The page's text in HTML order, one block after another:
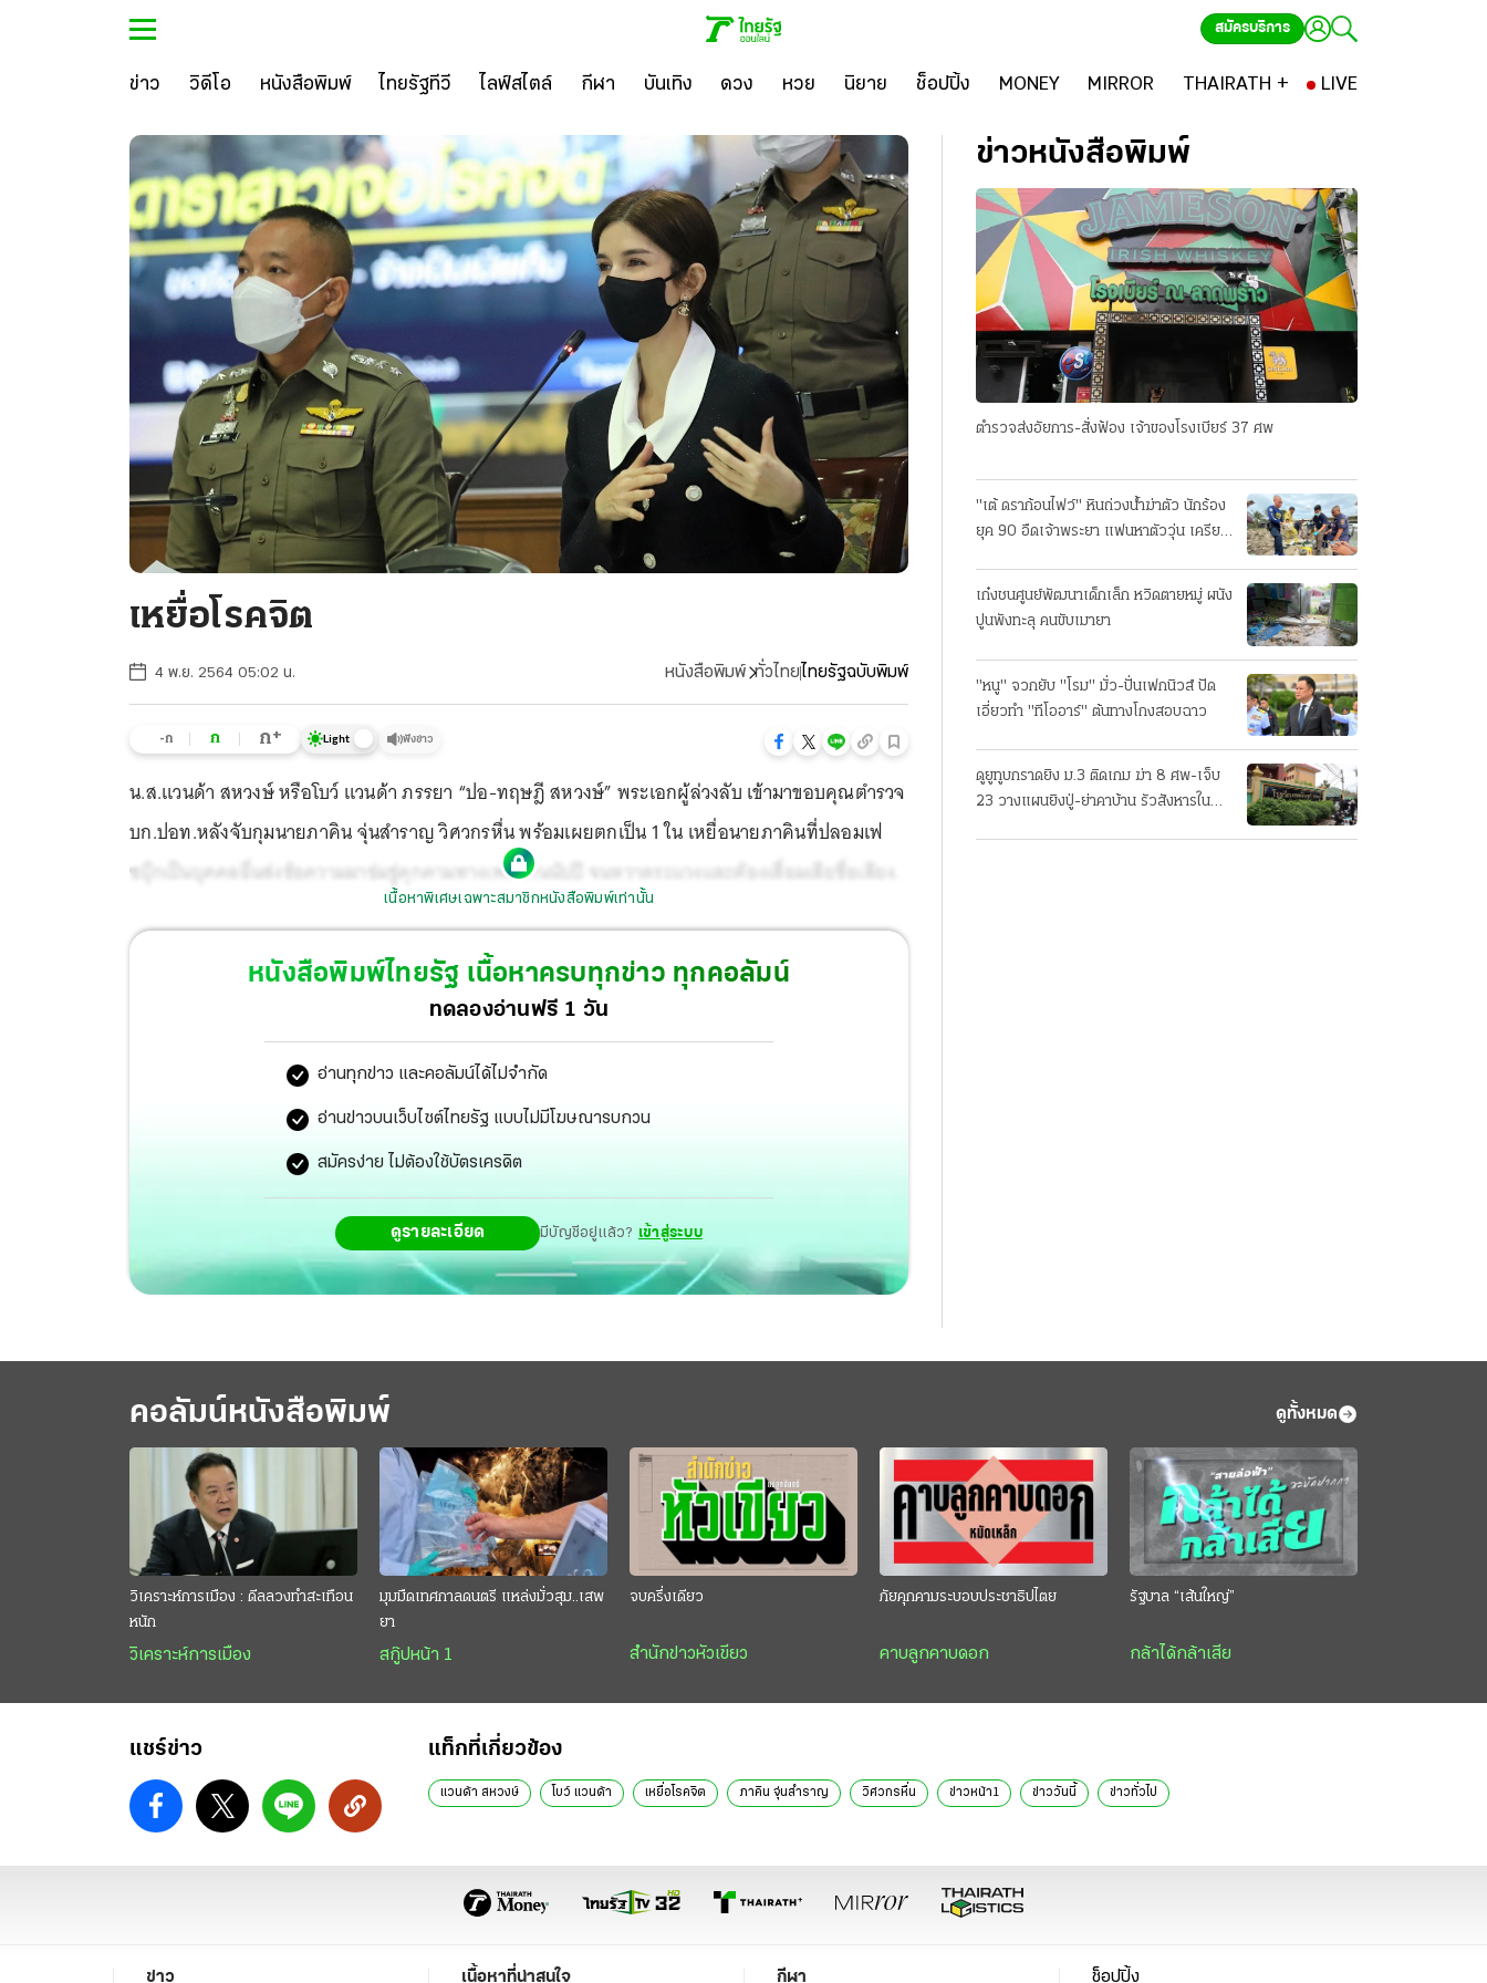
สมัครบริการ
ข่าว วิดีโอ หนังสือพิมพ์ ไทยรัฐทีวี ไลฟ์สไตล์ กีฬา บันเทิง ดวง หวย นิยาย ช็อปปิ้ง MONEY MIRROR THAIRATH + LIVE
เหยื่อโรคจิต
4 พ.ย. 2564 05:02 น. หนังสือพิมพ์ ทั่วไทยไทยรัฐฉบับพิมพ์
-ก ก ก+ Light ฟังข่าว
น.ส.แวนด้า สหวงษ์ หรือโบว์ แวนด้า ภรรยา “ปอ-ทฤษฎี สหวงษ์” พระเอกผู้ล่วงลับ เข้ามาขอบคุณตำรวจ
บก.ปอท.หลังจับกุมนายภาคิน จุ่นสำราญ วิศวกรหื่น พร้อมเผยตกเป็น 1 ใน เหยื่อนายภาคินที่ปลอมเฟ
ซบุ๊กเป็นบุคคลอื่นส่งข้อความมาข่มขู่คุกคามทางเพศนานนับปี จนหวาดระแวงและต้องเสื่อมเสียชื่อเสียง.
เนื้อหาพิเศษเฉพาะสมาชิกหนังสือพิมพ์เท่านั้น
หนังสือพิมพ์ไทยรัฐ เนื้อหาครบทุกข่าว ทุกคอลัมน์
ทดลองอ่านฟรี 1 วัน
อ่านทุกข่าว และคอลัมน์ได้ไม่จำกัด
อ่านข่าวบนเว็บไซต์ไทยรัฐ แบบไม่มีโฆษณารบกวน
สมัครง่าย ไม่ต้องใช้บัตรเครดิต
ดูรายละเอียด มีบัญชีอยู่แล้ว? เข้าสู่ระบบ
ข่าวหนังสือพิมพ์
ตำรวจส่งอัยการ-สั่งฟ้อง เจ้าของโรงเบียร์ 37 ศพ
"เต้ ดราก้อนไฟว์" หินถ่วงน้ำฆ่าตัว นักร้อง
ยุค 90 อืดเจ้าพระยา แฟนหาตัววุ่น เครียด
เก๋งชนศูนย์พัฒนาเด็กเล็ก หวิดตายหมู่ ผนัง
ปูนพังทะลุ คนขับเมายา
"หนู" จวกยับ "โรม" มั่ว-ปั่นเฟกนิวส์ ปัด
เอี่ยวทํา "ทีโออาร์" ต้นทางโกงสอบฉาว
ดูยูทูบกราดยิง ม.3 ติดเกม ฆ่า 8 ศพ-เจ็บ
23 วางแผนยิงปู่-ย่าคาบ้าน รัวสังหารใน
คอลัมน์หนังสือพิมพ์ ดูทั้งหมด
วิเคราะห์การเมือง : ดีลลวงทำสะเทือน
หนัก
วิเคราะห์การเมือง
มุมมืดเทศกาลดนตรี แหล่งมั่วสุม..เสพ
ยา
สกู๊ปหน้า 1
จบครึ่งเดียว
สำนักข่าวหัวเขียว
ภัยคุกคามระบอบประชาธิปไตย
คาบลูกคาบดอก
รัฐบาล “เส้นใหญ่”
กล้าได้กล้าเสีย
แชร์ข่าว แท็กที่เกี่ยวข้อง
แวนด้า สหวงษ์ โบว์ แวนด้า เหยื่อโรคจิต ภาคิน จุ่นสำราญ วิศวกรหื่น ข่าวหน้า1 ข่าววันนี้ ข่าวทั่วไป
ข่าว เนื้อหาที่น่าสนใจ กีฬา ช็อปปิ้ง